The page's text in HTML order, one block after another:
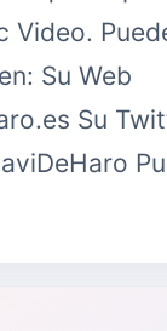
Video.
Su Web
Su